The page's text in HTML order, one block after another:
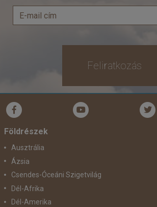
már 2.675.000 Ft-
Időpontok és árak
Feliratkozás
Földrészek
Ausztrália
Ázsia
Csendes-Óceáni Szigetvilág
Dél-Afrika
Dél-Amerika